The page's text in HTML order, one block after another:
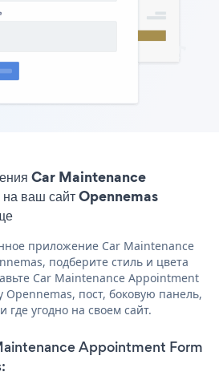
Car Maintenance
ваш сайт Opennemas
приложение Car Maintenance
подберите стиль и цвета
Car Maintenance Appointment
Opennemas, пост, боковую панель,
где угодно на своем сайт.
Appointment Form